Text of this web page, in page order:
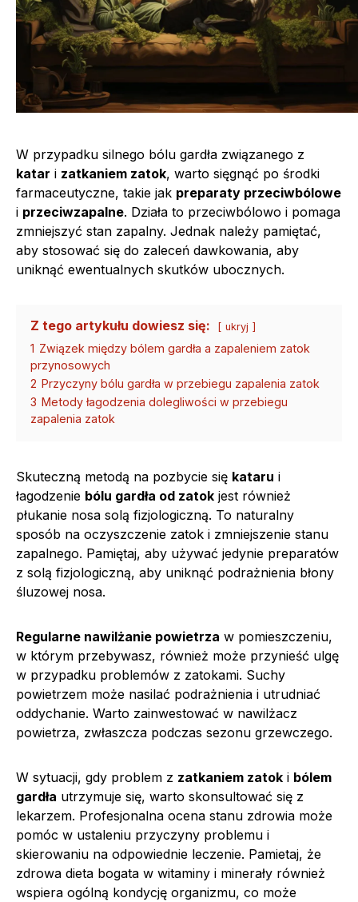
W przypadku silnego bólu gardła związanego z
katar i zatkaniem zatok, warto sięgnąć po środki
farmaceutyczne, takie jak preparaty przeciwbólowe
i przeciwzapalne. Działa to przeciwbólowo i pomaga
zmniejszyć stan zapalny. Jednak należy pamiętać,
aby stosować się do zaleceń dawkowania, aby
uniknąć ewentualnych skutków ubocznych.
Z tego artykułu dowiesz się: ukryj
1 Związek między bólem gardła a zapaleniem zatok
przynosowych
2 Przyczyny bólu gardła w przebiegu zapalenia zatok
3 Metody łagodzenia dolegliwości w przebiegu
zapalenia zatok
Skuteczną metodą na pozbycie się kataru i
łagodzenie bólu gardła od zatok jest również
płukanie nosa solą fizjologiczną. To naturalny
sposób na oczyszczenie zatok i zmniejszenie stanu
zapalnego. Pamiętaj, aby używać jedynie preparatów
z solą fizjologiczną, aby uniknąć podrażnienia błony
śluzowej nosa.
Regularne nawilżanie powietrza w pomieszczeniu,
w którym przebywasz, również może przynieść ulgę
w przypadku problemów z zatokami. Suchy
powietrzem może nasilać podrażnienia i utrudniać
oddychanie. Warto zainwestować w nawilżacz
powietrza, zwłaszcza podczas sezonu grzewczego.
W sytuacji, gdy problem z zatkaniem zatok i bólem
gardła utrzymuje się, warto skonsultować się z
lekarzem. Profesjonalna ocena stanu zdrowia może
pomóc w ustaleniu przyczyny problemu i
skierowaniu na odpowiednie leczenie. Pamietaj, że
zdrowa dieta bogata w witaminy i minerały również
wspiera ogólną kondycję organizmu, co może